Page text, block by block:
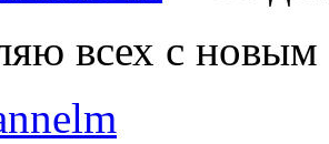
всех с